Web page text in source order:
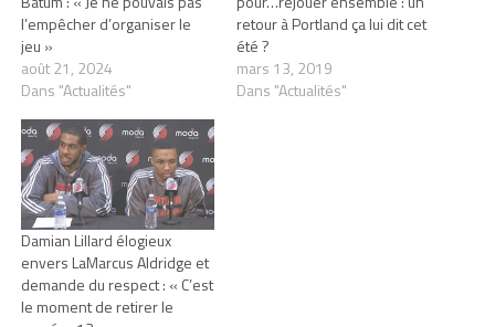
l’empêcher d’organiser le
jeu »
août 21, 2024
Dans "Actualités"
retour à Portland ça lui dit cet
été ?
mars 13, 2019
Dans "Actualités"
Damian Lillard élogieux
envers LaMarcus Aldridge et
demande du respect : « C’est
le moment de retirer le